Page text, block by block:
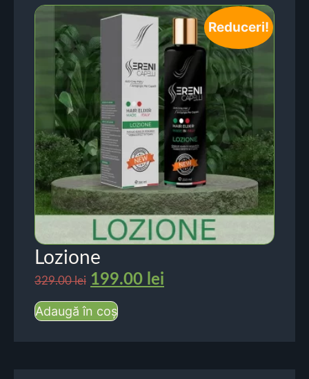
Reduceri!
Lozione
329.00lei 199.00 lei
Adaugă în coș